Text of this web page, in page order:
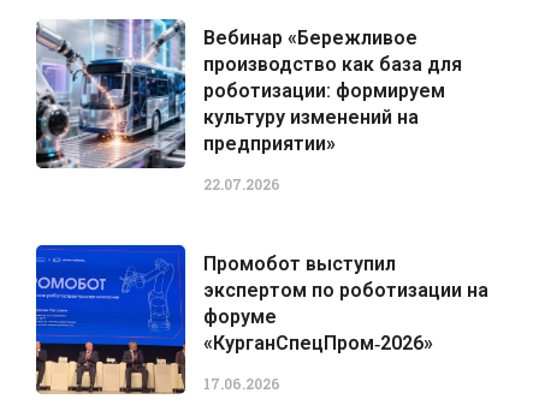
Вебинар «Бережливое
производство как база для
роботизации: формируем
культуру изменений на
предприятии»
22.07.2026
Промобот выступил
экспертом по роботизации на
форуме
«КурганСпецПром‑2026»
17.06.2026